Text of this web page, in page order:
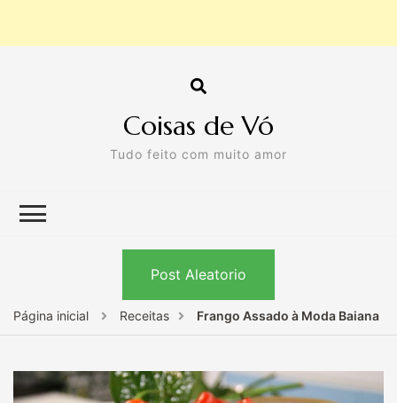
Coisas de Vó
Tudo feito com muito amor
Post Aleatorio
Página inicial Receitas Frango Assado à Moda Baiana